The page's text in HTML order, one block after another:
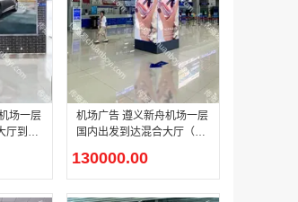
腾讯体育客户端闪屏广告_刊例价3折非赛季（8月9日-9月30日）
￥212.00
场一层
厅到达
机场广告 遵义新舟机场一层
国内出发到达混合大厅（到
130000.00